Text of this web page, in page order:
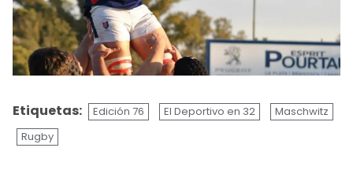
Etiquetas: Edición 76 El Deportivo en 32
Maschwitz
Rugby